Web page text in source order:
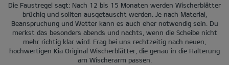
Die Faustregel sagt: Nach 12 bis 15 Monaten werden Wischerblätter
brüchig und sollten ausgetauscht werden. Je nach Material,
Beanspruchung und Wetter kann es auch eher notwendig sein. Du
merkst das besonders abends und nachts, wenn die Scheibe nicht
mehr richtig klar wird. Frag bei uns rechtzeitig nach neuen,
hochwertigen Kia Original Wischerblätter, die genau in die Halterung
am Wischerarm passen.